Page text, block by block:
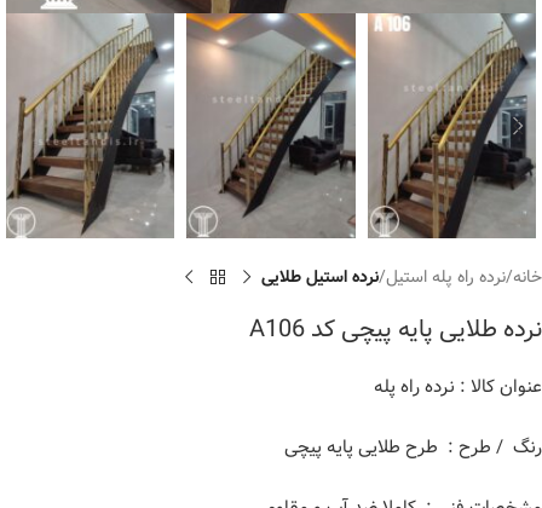
خانه نرده راه پله استیل نرده استیل طلایی
نرده طلایی پایه پیچی کد A106
عنوان کالا : نرده راه پله
رنگ / طرح : طرح طلایی پایه پیچی